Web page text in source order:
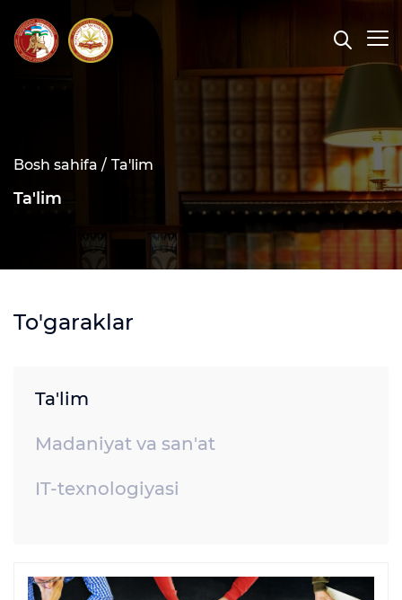
Bosh sahifa / Ta'lim
Ta'lim
To'garaklar
Ta'lim
Madaniyat va san'at
IT-texnologiyasi